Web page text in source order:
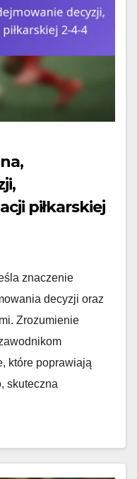
piłkarskiej
znaczenie
decyzji oraz
Zrozumienie
które poprawiają
skuteczna